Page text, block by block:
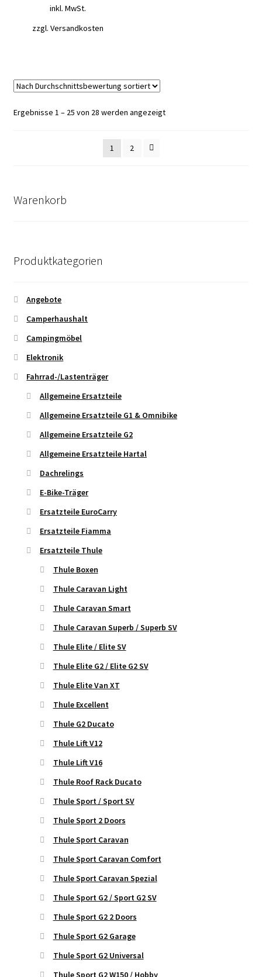
inkl. MwSt.
zzgl.Versandkosten
Ergebnisse 1 – 25 von 28 werden angezeigtNach
1
2
Warenkorb
Produktkategorien
Angebote
Camperhaushalt
Campingmöbel
Elektronik
Fahrrad-/Lastenträger
Allgemeine Ersatzteile
Allgemeine Ersatzteile G1 & Omnibike
Allgemeine Ersatzteile G2
Allgemeine Ersatzteile Hartal
Dachrelings
E-Bike-Träger
Ersatzteile EuroCarry
Ersatzteile Fiamma
Ersatzteile Thule
Thule Boxen
Thule Caravan Light
Thule Caravan Smart
Thule Caravan Superb / Superb SV
Thule Elite / Elite SV
Thule Elite G2 / Elite G2 SV
Thule Elite Van XT
Thule Excellent
Thule G2 Ducato
Thule Lift V12
Thule Lift V16
Thule Roof Rack Ducato
Thule Sport / Sport SV
Thule Sport 2 Doors
Thule Sport Caravan
Thule Sport Caravan Comfort
Thule Sport Caravan Spezial
Thule Sport G2 / Sport G2 SV
Thule Sport G2 2 Doors
Thule Sport G2 Garage
Thule Sport G2 Universal
Thule Sport G2 W150 / Hobby